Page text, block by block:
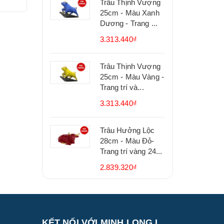
Trâu Thịnh Vượng
25cm - Màu Xanh
Dương - Trang ...
3.313.440₫
Trâu Thịnh Vượng
25cm - Màu Vàng -
Trang trí và...
3.313.440₫
Trâu Hưởng Lộc
28cm - Màu Đỏ-
Trang trí vàng 24...
2.839.320₫